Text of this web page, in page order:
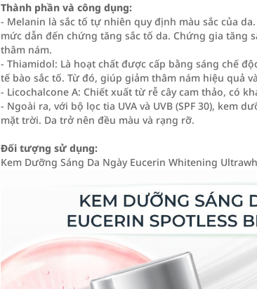
Thành phần và công dụng:
- Melanin là sắc tố tự nhiên quy định màu sắc của
mức dẫn đến chứng tăng sắc tố da. Chứng gia tăng
thâm nám.
- Thiamidol: Là hoạt chất được cấp bằng sáng chế
tế bào sắc tố. Từ đó, giúp giảm thâm nám hiệu quả
- Licochalcone A: Chiết xuất từ rễ cây cam thảo, có
- Ngoài ra, với bộ lọc tia UVA và UVB (SPF 30), kem
mặt trời. Da trở nên đều màu và rạng rỡ.
Đối tượng sử dụng:
Kem Dưỡng Sáng Da Ngày Eucerin Whitening